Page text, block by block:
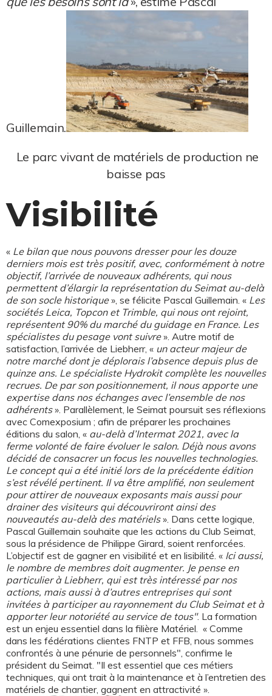
Guillemain.
Le parc vivant de matériels de production ne
baisse pas
Visibilité
« Le bilan que nous pouvons dresser pour les douze
derniers mois est très positif, avec, conformément à notre
objectif, l’arrivée de nouveaux adhérents, qui nous
permettent d’élargir la représentation du Seimat au-delà
de son socle historique», se félicite Pascal Guillemain. « Les
sociétés Leica, Topcon et Trimble, qui nous ont rejoint,
représentent 90% du marché du guidage en France. Les
spécialistes du pesage vont suivre». Autre motif de
satisfaction, l’arrivée de Liebherr, « un acteur majeur de
notre marché dont je déplorais l’absence depuis plus de
quinze ans. Le spécialiste Hydrokit complète les nouvelles
recrues. De par son positionnement, il nous apporte une
expertise dans nos échanges avec l’ensemble de nos
adhérents». Parallèlement, le Seimat poursuit ses réflexions
avec Comexposium ; afin de préparer les prochaines
éditions du salon, « au-delà d’Intermat 2021, avec la
ferme volonté de faire évoluer le salon. Déjà nous avons
décidé de consacrer un focus les nouvelles technologies.
Le concept qui a été initié lors de la précédente édition
s’est révélé pertinent. Il va être amplifié, non seulement
pour attirer de nouveaux exposants mais aussi pour
drainer des visiteurs qui découvriront ainsi des
nouveautés au-delà des matériels». Dans cette logique,
Pascal Guillemain souhaite que les actions du Club Seimat,
sous la présidence de Philippe Girard, soient renforcées.
L’objectif est de gagner en visibilité et en lisibilité. « Ici aussi,
le nombre de membres doit augmenter. Je pense en
particulier à Liebherr, qui est très intéressé par nos
actions, mais aussi à d’autres entreprises qui sont
invitées à participer au rayonnement du Club Seimat et à
apporter leur notoriété au service de tous". La formation
est un enjeu essentiel dans la filière Matériel. « Comme
dans les fédérations clientes FNTP et FFB, nous sommes
confrontés à une pénurie de personnels", confirme le
président du Seimat. "Il est essentiel que ces métiers
techniques, qui ont trait à la maintenance et à l’entretien des
matériels de chantier, gagnent en attractivité ».